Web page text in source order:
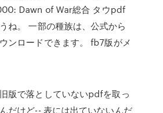
Dawn of War総合 タウpdf
ね。 一部の種族は、公式から
ンロードできます。 fb7版がメ
版で落としていないpdfを取っ
だけど-- 表には出ていないんだ